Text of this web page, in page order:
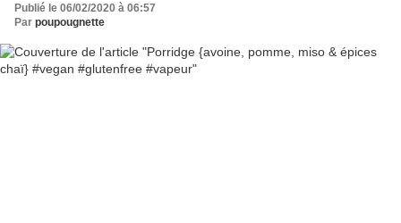
Publié le 06/02/2020 à 06:57
Par poupougnette